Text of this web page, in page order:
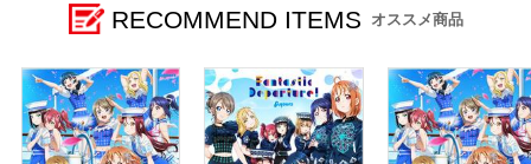
販売元 (株)バンダイナムコフィルムワークス
RECOMMEND ITEMS オススメ商品